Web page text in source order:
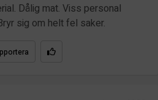
Dålig mat. Viss personal
sig om helt fel saker.